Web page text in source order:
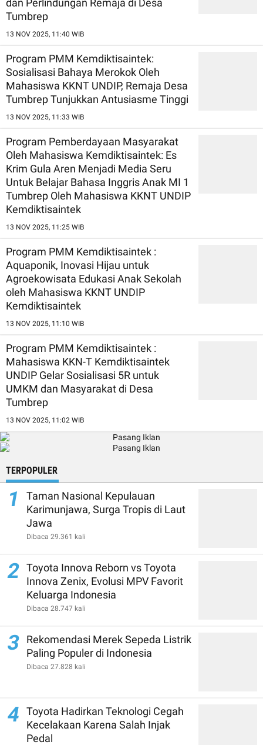
Tumbrep
13 NOV 2025, 11:40 WIB
Program PMM Kemdiktisaintek:
Sosialisasi Bahaya Merokok Oleh
Mahasiswa KKNT UNDIP, Remaja Desa
Tumbrep Tunjukkan Antusiasme Tinggi
13 NOV 2025, 11:33 WIB
Program Pemberdayaan Masyarakat
Oleh Mahasiswa Kemdiktisaintek: Es
Krim Gula Aren Menjadi Media Seru
Untuk Belajar Bahasa Inggris Anak MI 1
Tumbrep Oleh Mahasiswa KKNT UNDIP
Kemdiktisaintek
13 NOV 2025, 11:25 WIB
Program PMM Kemdiktisaintek :
Aquaponik, Inovasi Hijau untuk
Agroekowisata Edukasi Anak Sekolah
oleh Mahasiswa KKNT UNDIP
Kemdiktisaintek
13 NOV 2025, 11:10 WIB
Program PMM Kemdiktisaintek :
Mahasiswa KKN-T Kemdiktisaintek
UNDIP Gelar Sosialisasi 5R untuk
UMKM dan Masyarakat di Desa
Tumbrep
13 NOV 2025, 11:02 WIB
TERPOPULER
1
Taman Nasional Kepulauan
Karimunjawa, Surga Tropis di Laut
Jawa
Dibaca 29.361 kali
2 Toyota Innova Reborn vs Toyota
Innova Zenix, Evolusi MPV Favorit
Keluarga Indonesia
Dibaca 28.747 kali
3
Rekomendasi Merek Sepeda Listrik
Paling Populer di Indonesia
Dibaca 27.828 kali
4
Toyota Hadirkan Teknologi Cegah
Kecelakaan Karena Salah Injak
Pedal